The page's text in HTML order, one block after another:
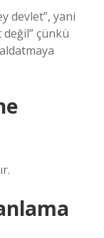
devlet”, yani
çünkü